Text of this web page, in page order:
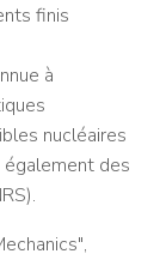
finis
à
nucléaires
également des